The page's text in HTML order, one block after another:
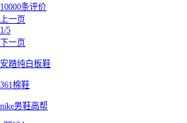
10000条评价
上一页
1/5
下一页
安踏纯白板鞋
361棉鞋
nike男鞋高帮